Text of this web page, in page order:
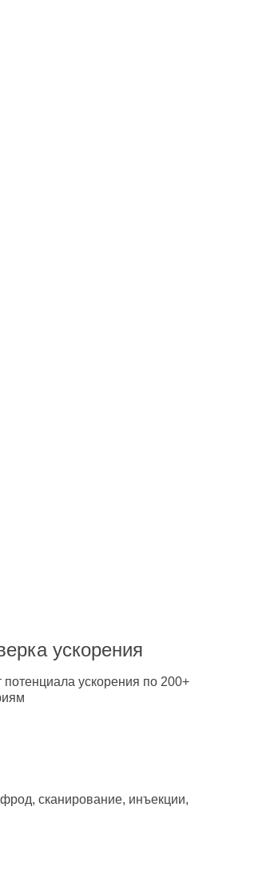
ускорения
потенциала ускорения по 200+
сканирование, инъекции,